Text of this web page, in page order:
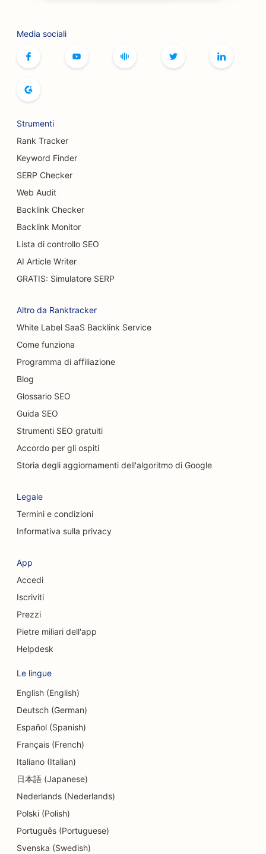
SEO per i servizi di botox e filler
SEO per le boutique
SEO per i servizi di mastoplastica additiva
SEO per i ristoranti a buffet
SEO per pasticcerie
SEO per concessionari di auto
SEO per chirurghi ustionati
SEO per negozi di moquette e pavimenti
SEO per ristoranti casual
SEO per i servizi di peeling chimico
SEO per i Cat Café
SEO per i servizi di pulizia
SEO per le società di consulenza
SEO per chirurghi estetici
SEO per i servizi di cambio valuta
SEO per le Credit Union
SEO per le pasticcerie
SEO per le scuole di danza
SEO per i servizi di consulenza sul debito
SEO per le cliniche dentali
SEO per i clienti
SEO per i servizi di dermoabrasione
SEO per i negozi di dettagli
Media sociali
Strumenti
Rank Tracker
Keyword Finder
SERP Checker
Web Audit
Backlink Checker
Backlink Monitor
Lista di controllo SEO
AI Article Writer
GRATIS: Simulatore SERP
Altro da Ranktracker
White Label SaaS Backlink Service
Come funziona
Programma di affiliazione
Blog
Glossario SEO
Guida SEO
Strumenti SEO gratuiti
Accordo per gli ospiti
Storia degli aggiornamenti dell'algoritmo di Google
Legale
Termini e condizioni
Informativa sulla privacy
App
Accedi
Iscriviti
Prezzi
Pietre miliari dell'app
Helpdesk
Le lingue
English (English)
Deutsch (German)
Español (Spanish)
Français (French)
Italiano (Italian)
日本語 (Japanese)
Nederlands (Nederlands)
Polski (Polish)
Português (Portuguese)
Svenska (Swedish)